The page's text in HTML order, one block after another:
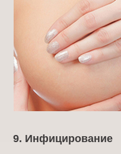
9. Инфицирование